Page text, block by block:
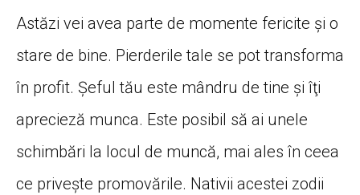
Astăzi vei avea parte de momente fericite şi o
stare de bine. Pierderile tale se pot transforma
în profit. Şeful tău este mândru de tine şi îţi
aprecieză munca. Este posibil să ai unele
schimbări la locul de muncă, mai ales în ceea
ce privește promovările. Nativii acestei zodii